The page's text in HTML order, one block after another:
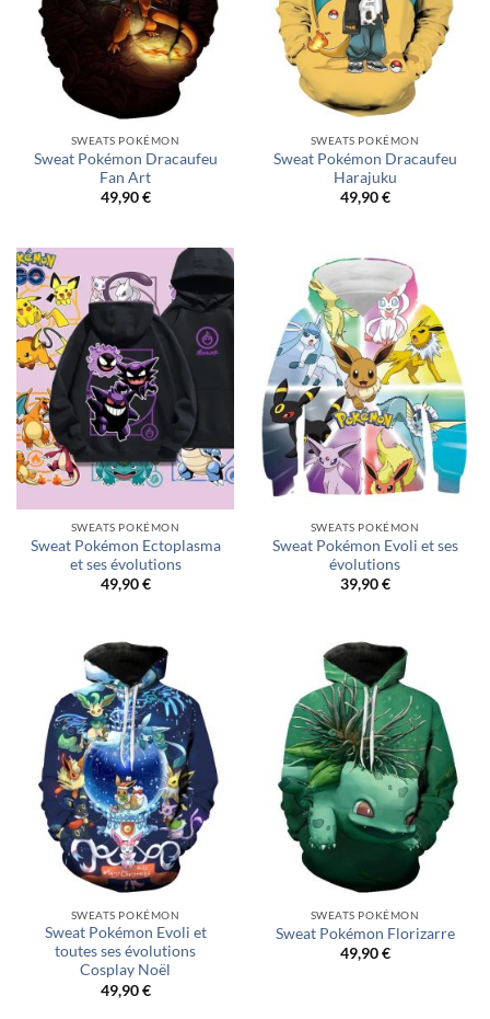
SWEATS POKÉMON
Sweat Pokémon Dracaufeu
Fan Art
49,90€
SWEATS POKÉMON
Sweat Pokémon Dracaufeu
Harajuku
49,90€
SWEATS POKÉMON
Sweat Pokémon Ectoplasma
et ses évolutions
49,90€
SWEATS POKÉMON
Sweat Pokémon Evoli et ses
évolutions
39,90€
SWEATS POKÉMON
Sweat Pokémon Evoli et
toutes ses évolutions
Cosplay Noël
49,90€
SWEATS POKÉMON
Sweat Pokémon Florizarre
49,90€